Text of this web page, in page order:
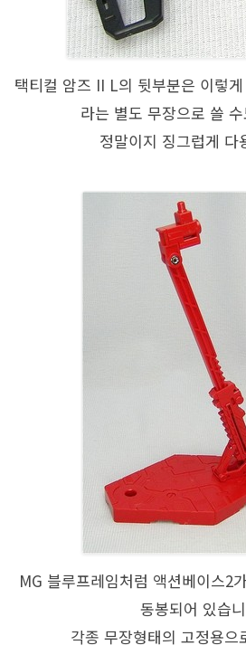
택티컬 암즈 II L의 뒷부분은 이렇
라는 별도 무장으로 쓸
정말이지 징그럽게 다
MG 블루프레임처럼 액션베이스2
동봉되어 있습
각종 무장형태의 고정용으